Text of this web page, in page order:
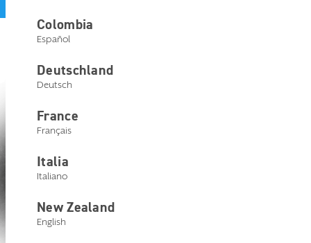
Colombia
Español
Deutschland
Deutsch
France
Français
Italia
Italiano
New Zealand
English